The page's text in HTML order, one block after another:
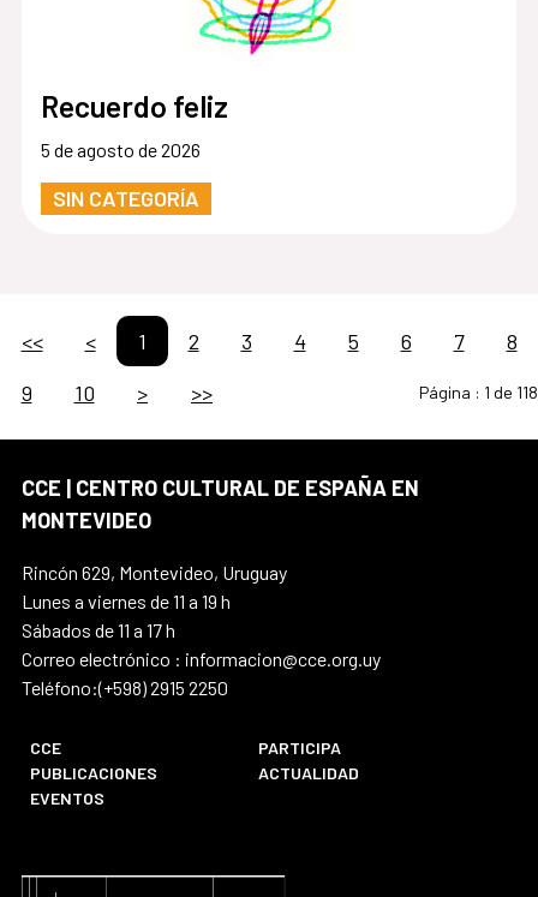
Recuerdo feliz
5 de agosto de 2026
SIN CATEGORÍA
<< < 1 2 3 4 5 6 7
8
9
10 > >> Página : 1 de 118
CCE | CENTRO CULTURAL DE ESPAÑA EN
MONTEVIDEO
Rincón 629, Montevideo, Uruguay
Lunes a viernes de 11 a 19 h
Sábados de 11 a 17 h
Correo electrónico : informacion@cce.org.uy
Teléfono:(+598) 2915 2250
CCE
PARTICIPA
PUBLICACIONES
ACTUALIDAD
EVENTOS